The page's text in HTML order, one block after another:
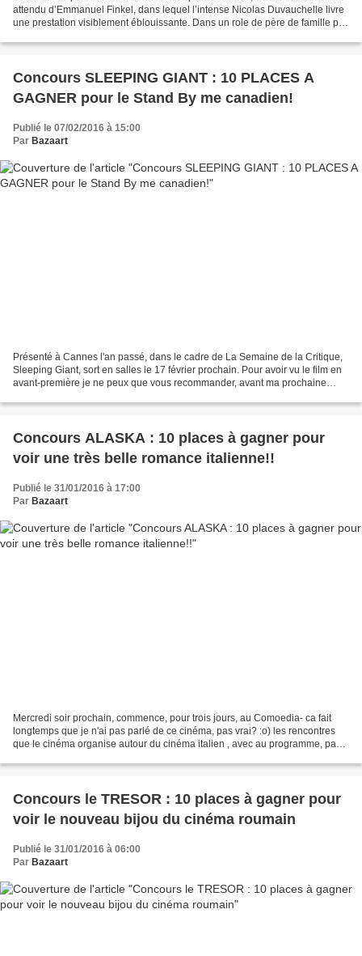
attendu d’Emmanuel Finkel, dans lequel l’intense Nicolas Duvauchelle livre
une prestation visiblement éblouissante. Dans un role de père de famille pris
Concours SLEEPING GIANT : 10 PLACES A
GAGNER pour le Stand By me canadien!
Publié le 07/02/2016 à 15:00
Par Bazaart
Présenté à Cannes l'an passé, dans le cadre de La Semaine de la Critique,
Sleeping Giant, sort en salles le 17 février prochain. Pour avoir vu le film en
avant-première je ne peux que vous recommander, avant ma prochaine
Concours ALASKA : 10 places à gagner pour
voir une très belle romance italienne!!
Publié le 31/01/2016 à 17:00
Par Bazaart
Mercredi soir prochain, commence, pour trois jours, au Comoedia- ca fait
longtemps que je n'ai pas parlé de ce cinéma, pas vrai? :o) les rencontres
que le cinéma organise autour du cinéma italien , avec au programme, pas
Concours le TRESOR : 10 places à gagner pour
voir le nouveau bijou du cinéma roumain
Publié le 31/01/2016 à 06:00
Par Bazaart